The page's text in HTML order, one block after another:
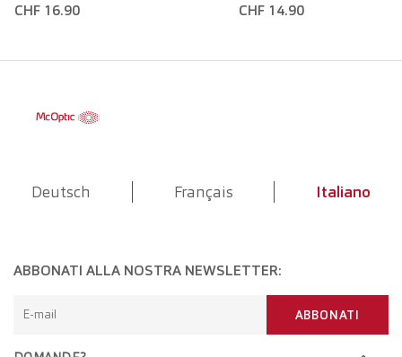
CHF 16.90
CHF 14.90
Deutsch Français Italiano
ABBONATI ALLA NOSTRA NEWSLETTER:
E-mail ABBONATI